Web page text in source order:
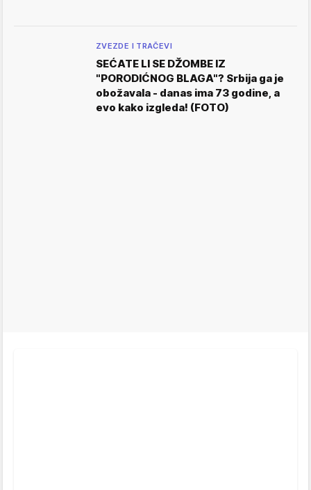
ZVEZDE I TRAČEVI
SEĆATE LI SE DŽOMBE IZ
"PORODIĆNOG BLAGA"? Srbija ga je
obožavala - danas ima 73 godine, a
evo kako izgleda! (FOTO)